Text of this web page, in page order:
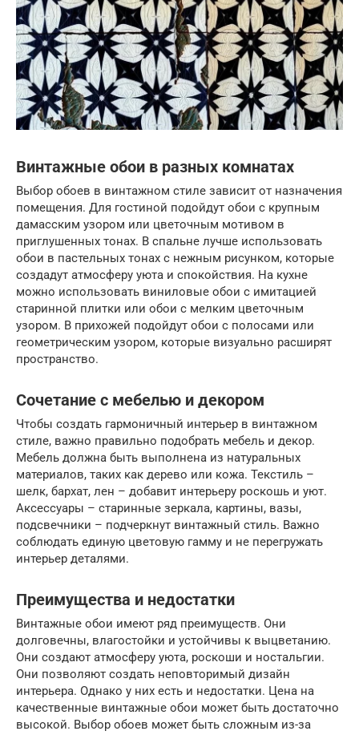
Винтажные обои в разных комнатах
Выбор обоев в винтажном стиле зависит от назначения
помещения. Для гостиной подойдут обои с крупным
дамасским узором или цветочным мотивом в
приглушенных тонах. В спальне лучше использовать
обои в пастельных тонах с нежным рисунком, которые
создадут атмосферу уюта и спокойствия. На кухне
можно использовать виниловые обои с имитацией
старинной плитки или обои с мелким цветочным
узором. В прихожей подойдут обои с полосами или
геометрическим узором, которые визуально расширят
пространство.
Сочетание с мебелью и декором
Чтобы создать гармоничный интерьер в винтажном
стиле, важно правильно подобрать мебель и декор.
Мебель должна быть выполнена из натуральных
материалов, таких как дерево или кожа. Текстиль –
шелк, бархат, лен – добавит интерьеру роскошь и уют.
Аксессуары – старинные зеркала, картины, вазы,
подсвечники – подчеркнут винтажный стиль. Важно
соблюдать единую цветовую гамму и не перегружать
интерьер деталями.
Преимущества и недостатки
Винтажные обои имеют ряд преимуществ. Они
долговечны, влагостойки и устойчивы к выцветанию.
Они создают атмосферу уюта, роскоши и ностальгии.
Они позволяют создать неповторимый дизайн
интерьера. Однако у них есть и недостатки. Цена на
качественные винтажные обои может быть достаточно
высокой. Выбор обоев может быть сложным из-за